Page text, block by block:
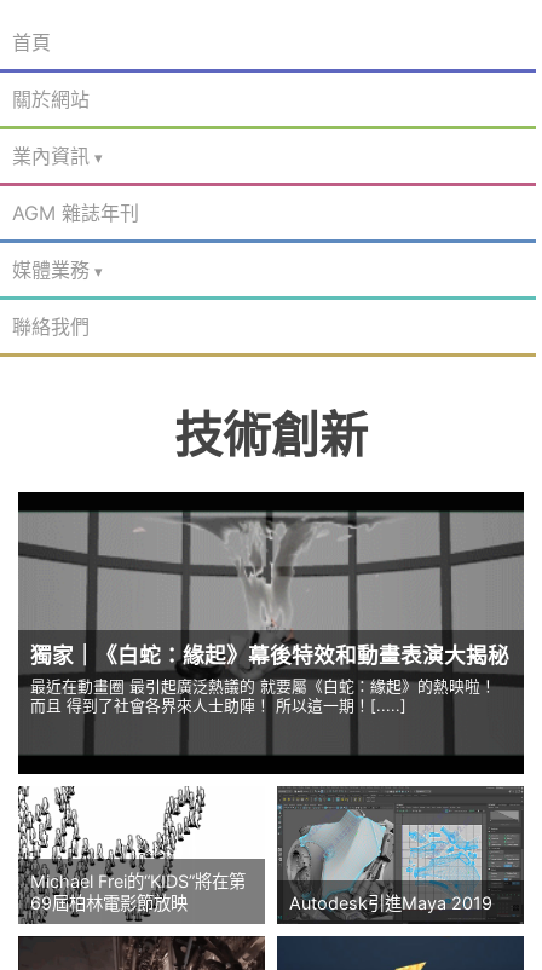
首頁
關於網站
業內資訊
AGM 雜誌年刊
媒體業務
聯絡我們
技術創新
獨家｜《白蛇：緣起》幕後特效和動畫表演大揭秘
最近在動畫圈 最引起廣泛熱議的 就要屬《白蛇：緣起》的熱映啦！
而且 得到了社會各界來人士助陣！ 所以這一期！[.....]
Michael Frei的“KIDS”將在第
69屆柏林電影節放映
Autodesk引進Maya 2019